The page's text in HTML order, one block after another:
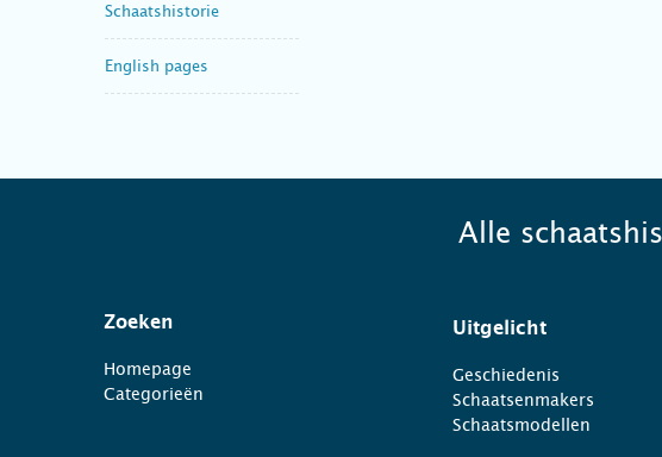
Schaatshistorie
English pages
Alle
Zoeken
Homepage
Categorieën
Uitgelicht
Geschiedenis
Schaatsenmakers
Schaatsmodellen